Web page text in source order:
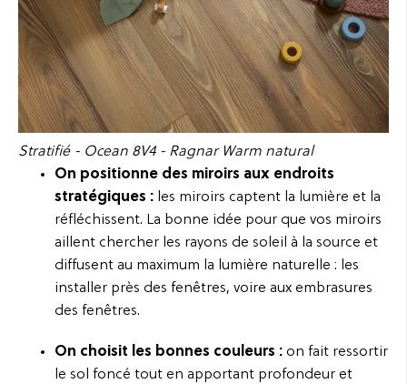
Stratifié - Ocean 8V4 - Ragnar Warm natural
On positionne des miroirs aux endroits
stratégiques : les miroirs captent la lumière et la
réfléchissent. La bonne idée pour que vos miroirs
aillent chercher les rayons de soleil à la source et
diffusent au maximum la lumière naturelle : les
installer près des fenêtres, voire aux embrasures
des fenêtres.
On choisit les bonnes couleurs : on fait ressortir
le sol foncé tout en apportant profondeur et